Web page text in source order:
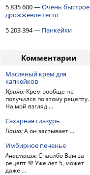
5 835 600 —Очень быстрое
дрожжевое тесто
5 203 394 — Панкейки
Комментарии
Масляный крем для
капкейков
Ирина: Крем вообще не
получился по этому рецепту.
На мой взгляд ...
Сахарная глазурь
Паша:А он застывает ...
Имбирное печенье
Анастасия:Спасибо Вам за
рецепт 💜 Уже лет 5, может
даже ...